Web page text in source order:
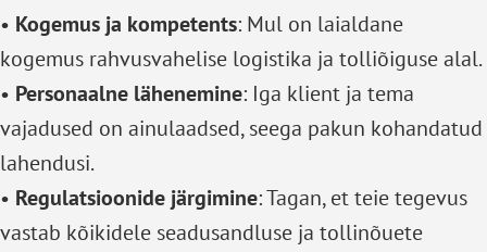
• Kogemus ja kompetents: Mul on laialdane
kogemus rahvusvahelise logistika ja tolliõiguse alal.
• Personaalne lähenemine: Iga klient ja tema
vajadused on ainulaadsed, seega pakun kohandatud
lahendusi.
• Regulatsioonide järgimine: Tagan, et teie tegevus
vastab kõikidele seadusandluse ja tollinõuete